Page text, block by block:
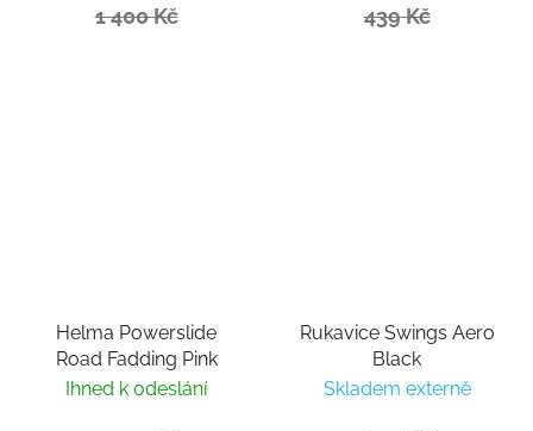
1 400 Kč 439 Kč
Helma Powerslide
Road Fadding Pink
Ihned k odeslání
Rukavice Swings Aero
Black
Skladem externě